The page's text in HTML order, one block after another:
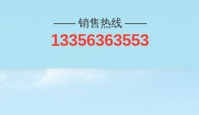
—— 销售热线 ——
13356363553